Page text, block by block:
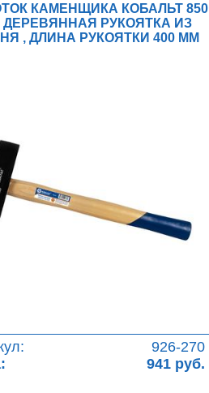
КАМЕНЩИКА КОБАЛЬТ 850
ДЕРЕВЯННАЯ РУКОЯТКА ИЗ
, ДЛИНА РУКОЯТКИ 400 ММ
926-270
941 руб.